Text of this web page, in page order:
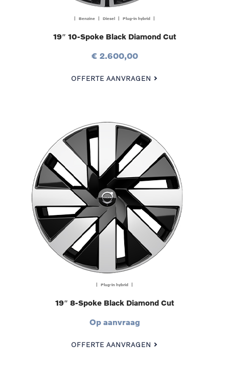
| Benzine | Diesel | Plug-in hybrid |
19″ 10-Spoke Black Diamond Cut
€ 2.600,00
OFFERTE AANVRAGEN
| Plug-in hybrid |
19″ 8-Spoke Black Diamond Cut
Op aanvraag
OFFERTE AANVRAGEN